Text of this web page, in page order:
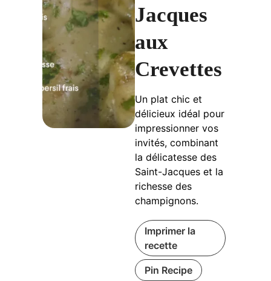
Jacques
aux
Crevettes
Un plat chic et
délicieux idéal pour
impressionner vos
invités, combinant
la délicatesse des
Saint-Jacques et la
richesse des
champignons.
Imprimer la
recette
Pin Recipe